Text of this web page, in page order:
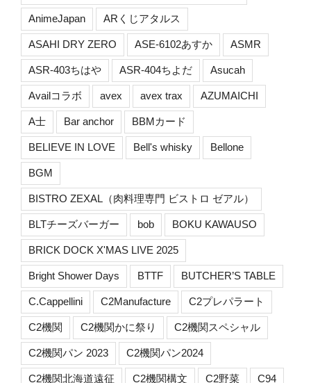
AnimeJapan ARくじアタルス
ASAHI DRY ZERO ASE-6102あすか ASMR
ASR-403ちはや ASR-404ちよだ Asucah
Availコラボ avex avex trax AZUMAICHI
A士 Bar anchor BBMカード
BELIEVE IN LOVE Bell's whisky Bellone
BGM
BISTRO ZEXAL（肉料理専門 ビストロ ゼアル）
BLTチーズバーガー bob BOKU KAWAUSO
BRICK DOCK X'MAS LIVE 2025
Bright Shower Days BTTF BUTCHER’S TABLE
C.Cappellini C2Manufacture C2プレパラート
C2機関 C2機関かに祭り C2機関スペシャル
C2機関パン 2023 C2機関パン2024
C2機関北海道遠征 C2機関構文 C2野菜 C94